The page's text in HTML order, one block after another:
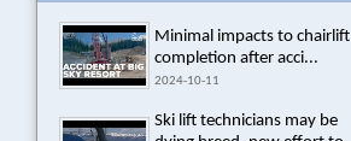
Minimal impacts to chairlift
completion after acci...
2024-10-11
Ski lift technicians may be